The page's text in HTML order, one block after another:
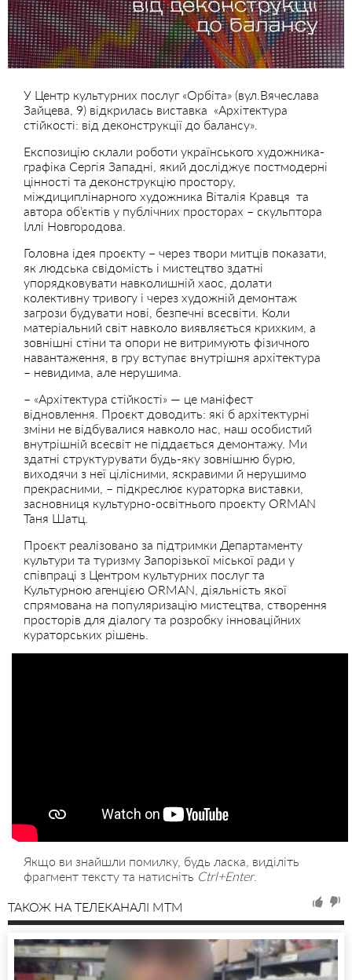
У Центр культурних послуг «Орбіта» (вул.Вячеслава
Зайцева, 9) відкрилась виставка «Архітектура
стійкості: від деконструкції до балансу».
Експозицію склали роботи українського художника-
графіка Сергія Западні, який досліджує постмодерні
цінності та деконструкцію простору,
міждициплінарного художника Віталія Кравця та
автора об’єктів у публічних просторах – скульптора
Іллі Новгородова.
Головна ідея проєкту – через твори митців показати,
як людська свідомість і мистецтво здатні
упорядковувати навколишній хаос, долати
колективну тривогу і через художній демонтаж
загрози будувати нові, безпечні всесвіти. Коли
матеріальний світ навколо виявляється крихким, а
зовнішні стіни та опори не витримують фізичного
навантаження, в гру вступає внутрішня архітектура
– невидима, але нерушима.
– «Архітектура стійкості» — це маніфест
відновлення. Проєкт доводить: які б архітектурні
зміни не відбувалися навколо нас, наш особистий
внутрішній всесвіт не піддається демонтажу. Ми
здатні структурувати будь-яку зовнішню бурю,
виходячи з неї цілісними, яскравими й нерушимо
прекрасними, – підкреслює кураторка виставки,
засновниця культурно-освітнього проєкту ORMAN
Таня Шатц.
Проєкт реалізовано за підтримки Департаменту
культури та туризму Запорізької міської ради у
співпраці з Центром культурних послуг та
Культурною агенцією ORMAN, діяльність якої
спрямована на популяризацію мистецтва, створення
просторів для діалогу та розробку інноваційних
кураторських рішень.
Якщо ви знайшли помилку, будь ласка, виділіть
фрагмент тексту та натисніть Ctrl+Enter.
ТАКОЖ НА ТЕЛЕКАНАЛІ MTM